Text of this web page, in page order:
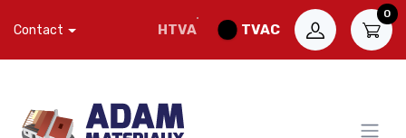
Contact HTVA TVAC
0